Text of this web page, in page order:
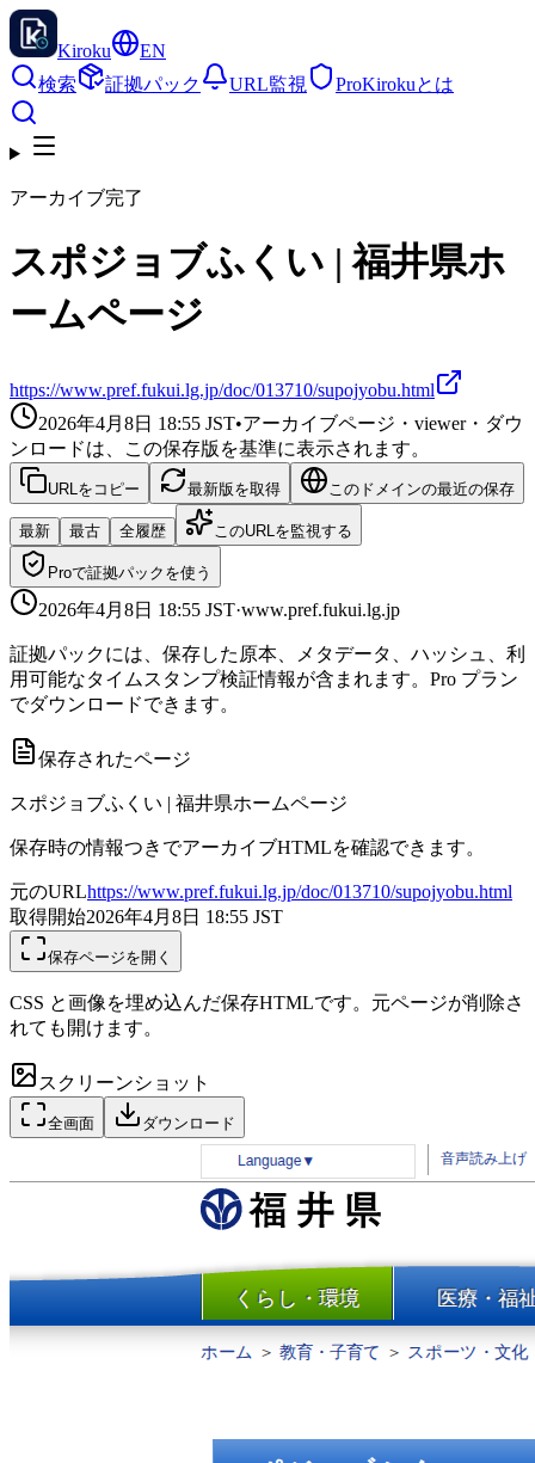
Kiroku
EN
検索
証拠パック URL監視 ProKirokuとは
アーカイブ完了
スポジョブふくい | 福井県ホ
ームページ
https://www.pref.fukui.lg.jp/doc/013710/supojyobu.html
2026年4月8日 18:55 JST•アーカイブページ・viewer・ダウ
ンロードは、この保存版を基準に表示されます。
URLをコピー 最新版を取得 このドメインの最近の保存
最新 最古 全履歴 このURLを監視する
Proで証拠パックを使う
2026年4月8日 18:55 JST·www.pref.fukui.lg.jp
証拠パックには、保存した原本、メタデータ、ハッシュ、利
用可能なタイムスタンプ検証情報が含まれます。Pro プラン
でダウンロードできます。
保存されたページ
スポジョブふくい | 福井県ホームページ
保存時の情報つきでアーカイブHTMLを確認できます。
元のURLhttps://www.pref.fukui.lg.jp/doc/013710/supojyobu.html
取得開始2026年4月8日 18:55 JST
保存ページを開く
CSS と画像を埋め込んだ保存HTMLです。元ページが削除さ
れても開けます。
スクリーンショット
全画面 ダウンロード